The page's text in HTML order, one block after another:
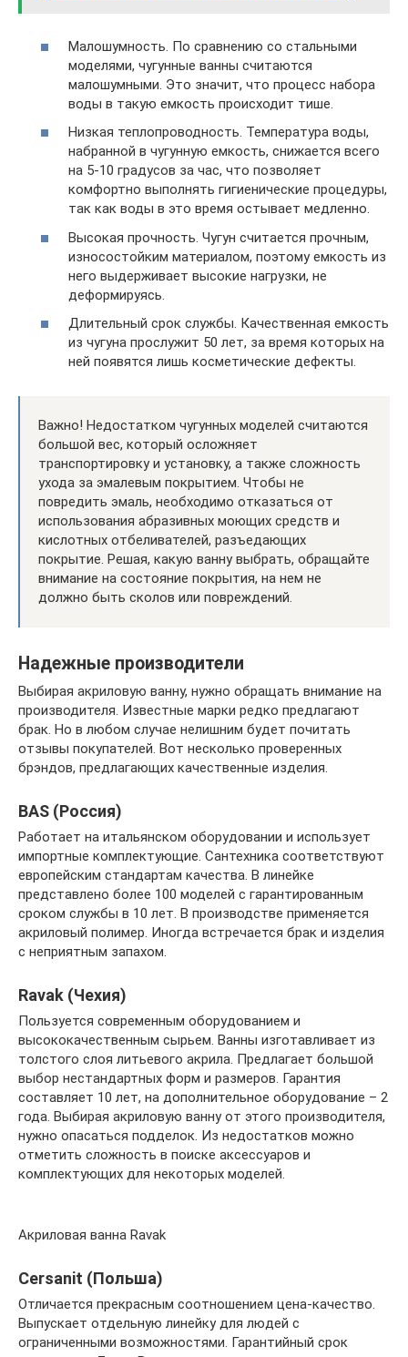
Малошумность. По сравнению со стальными
моделями, чугунные ванны считаются
малошумными. Это значит, что процесс набора
воды в такую емкость происходит тише.
Низкая теплопроводность. Температура воды,
набранной в чугунную емкость, снижается всего
на 5-10 градусов за час, что позволяет
комфортно выполнять гигиенические процедуры,
так как воды в это время остывает медленно.
Высокая прочность. Чугун считается прочным,
износостойким материалом, поэтому емкость из
него выдерживает высокие нагрузки, не
деформируясь.
Длительный срок службы. Качественная емкость
из чугуна прослужит 50 лет, за время которых на
ней появятся лишь косметические дефекты.
Важно! Недостатком чугунных моделей считаются
большой вес, который осложняет
транспортировку и установку, а также сложность
ухода за эмалевым покрытием. Чтобы не
повредить эмаль, необходимо отказаться от
использования абразивных моющих средств и
кислотных отбеливателей, разъедающих
покрытие. Решая, какую ванну выбрать, обращайте
внимание на состояние покрытия, на нем не
должно быть сколов или повреждений.
Надежные производители
Выбирая акриловую ванну, нужно обращать внимание на
производителя. Известные марки редко предлагают
брак. Но в любом случае нелишним будет почитать
отзывы покупателей. Вот несколько проверенных
брэндов, предлагающих качественные изделия.
BAS (Россия)
Работает на итальянском оборудовании и использует
импортные комплектующие. Сантехника соответствуют
европейским стандартам качества. В линейке
представлено более 100 моделей с гарантированным
сроком службы в 10 лет. В производстве применяется
акриловый полимер. Иногда встречается брак и изделия
с неприятным запахом.
Ravak (Чехия)
Пользуется современным оборудованием и
высококачественным сырьем. Ванны изготавливает из
толстого слоя литьевого акрила. Предлагает большой
выбор нестандартных форм и размеров. Гарантия
составляет 10 лет, на дополнительное оборудование – 2
года. Выбирая акриловую ванну от этого производителя,
нужно опасаться подделок. Из недостатков можно
отметить сложность в поиске аксессуаров и
комплектующих для некоторых моделей.
Акриловая ванна Ravak
Cersanit (Польша)
Отличается прекрасным соотношением цена-качество.
Выпускает отдельную линейку для людей с
ограниченными возможностями. Гарантийный срок